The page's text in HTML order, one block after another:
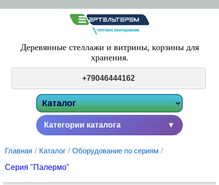
Деревянные стеллажи и витрины, корзины для
хранения.
+79046444162
Категории каталога ▼
Главная / Каталог / Оборудование по сериям /
Серия "Палермо"